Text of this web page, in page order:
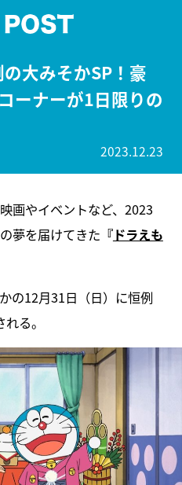
の大みそかSP！豪
ーナーが1日限りの
2023.12.23
画やイベントなど、2023
夢を届けてきた 『ドラえも
の12月31日（日）に恒例
る。